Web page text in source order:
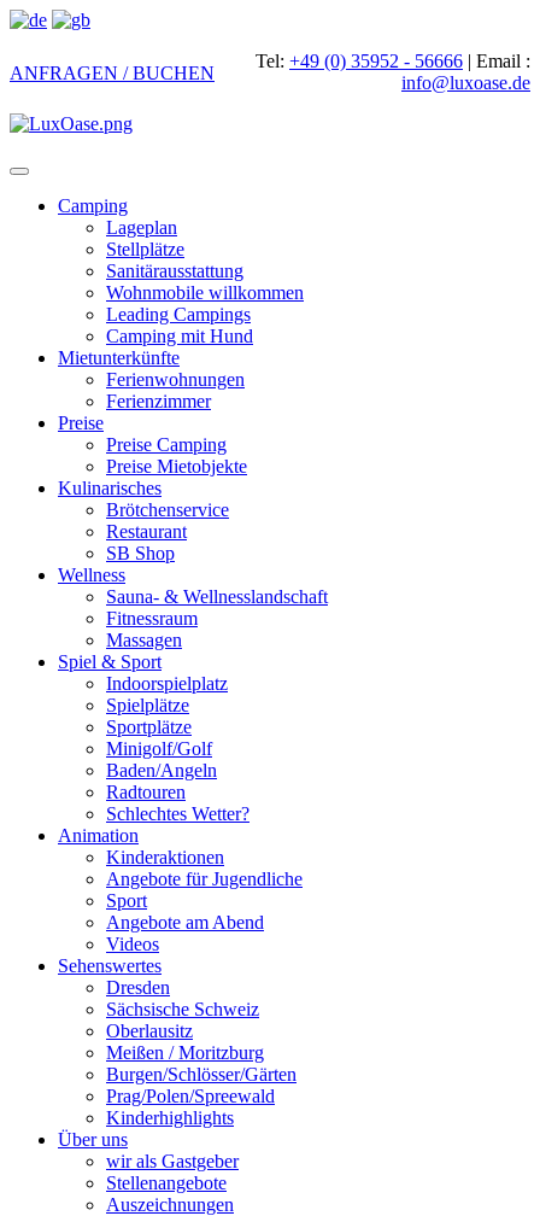
ANFRAGEN / BUCHEN
Tel: +49 (0) 35952 - 56666 | Email :
info@luxoase.de
Toggle
navigationCamping
Lageplan
Stellplätze
Sanitärausstattung
Wohnmobile willkommen
Leading Campings
Camping mit Hund
Mietunterkünfte
Ferienwohnungen
Ferienzimmer
Preise
Preise Camping
Preise Mietobjekte
Kulinarisches
Brötchenservice
Restaurant
SB Shop
Wellness
Sauna- & Wellnesslandschaft
Fitnessraum
Massagen
Spiel & Sport
Indoorspielplatz
Spielplätze
Sportplätze
Minigolf/Golf
Baden/Angeln
Radtouren
Schlechtes Wetter?
Animation
Kinderaktionen
Angebote für Jugendliche
Sport
Angebote am Abend
Videos
Sehenswertes
Dresden
Sächsische Schweiz
Oberlausitz
Meißen / Moritzburg
Burgen/Schlösser/Gärten
Prag/Polen/Spreewald
Kinderhighlights
Über uns
wir als Gastgeber
Stellenangebote
Auszeichnungen